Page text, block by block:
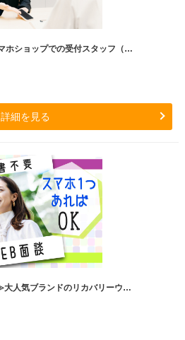
ショップでの受付スタッフ（…
詳細を見る
人気ブランドのリカバリーウ…